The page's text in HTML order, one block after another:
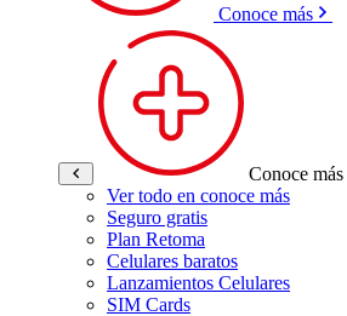
Conoce más
Conoce más
Ver todo en conoce más
Seguro gratis
Plan Retoma
Celulares baratos
Lanzamientos Celulares
SIM Cards